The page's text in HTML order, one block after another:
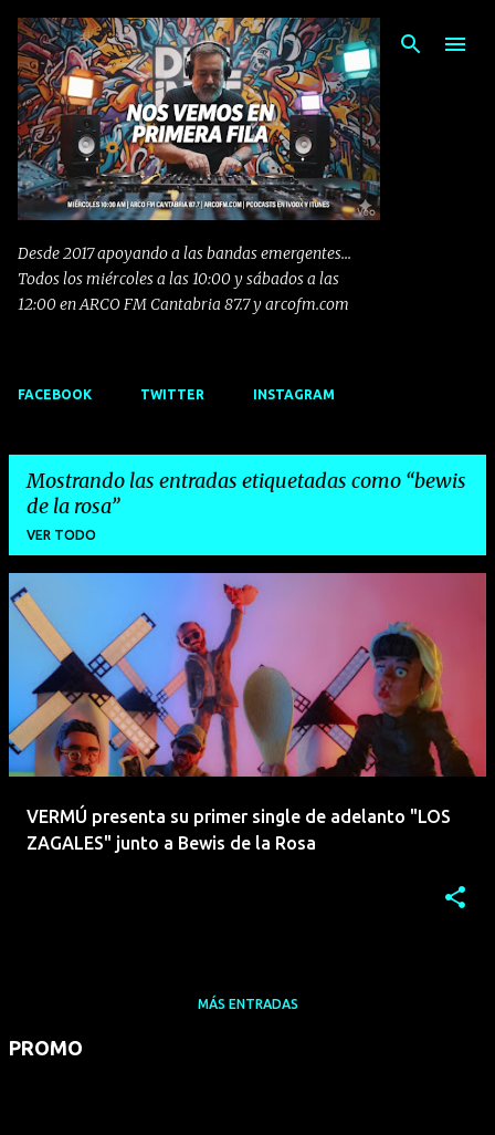
Ir al contenido principal
Desde 2017 apoyando a las bandas emergentes...
Todos los miércoles a las 10:00 y sábados a las
12:00 en ARCO FM Cantabria 87.7 y arcofm.com
FACEBOOK TWITTER INSTAGRAM
Mostrando las entradas etiquetadas como bewis
de la rosa
VER TODO
E
a
d
VERMÚ presenta su primer single de adelanto "LOS
ZAGALES" junto a Bewis de la Rosa
MÁS ENTRADAS
PROMO